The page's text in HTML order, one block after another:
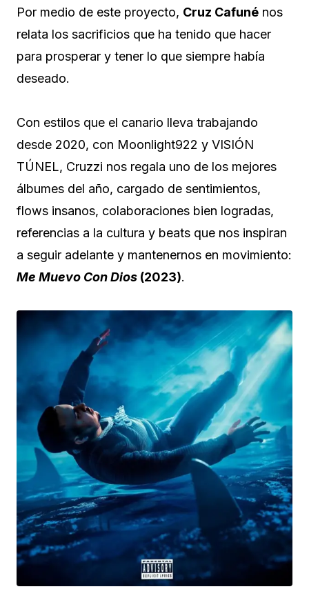
Por medio de este proyecto, Cruz Cafuné nos
relata los sacrificios que ha tenido que hacer
para prosperar y tener lo que siempre había
deseado.
Con estilos que el canario lleva trabajando
desde 2020, con Moonlight922 y VISIÓN
TÚNEL, Cruzzi nos regala uno de los mejores
álbumes del año, cargado de sentimientos,
flows insanos, colaboraciones bien logradas,
referencias a la cultura y beats que nos inspiran
a seguir adelante y mantenernos en movimiento:
Me Muevo Con Dios (2023).